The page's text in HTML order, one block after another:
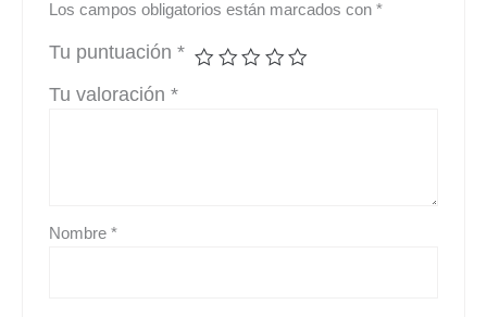
Los campos obligatorios están marcados con*
Tu puntuación*
Tu valoración*
Nombre*